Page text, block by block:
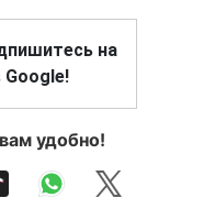
на
удобно!